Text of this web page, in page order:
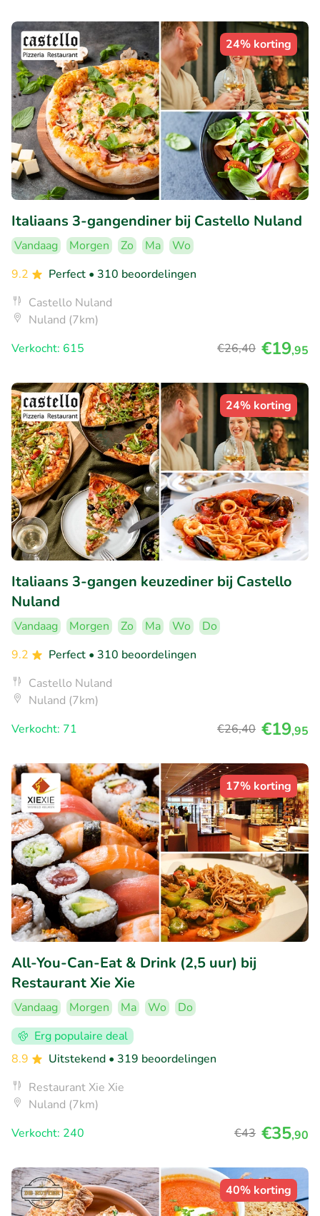
24% korting
Italiaans 3-gangendiner bij Castello Nuland
Vandaag Morgen Zo Ma
Wo
9.2
Perfect • 310 beoordelingen
Castello Nuland
Nuland (7km)
Verkocht: 615
€26,40 €19,95
24% korting
Italiaans 3-gangen keuzediner bij Castello
Nuland
Vandaag Morgen Zo Ma Wo
Do
9.2
Perfect • 310 beoordelingen
Castello Nuland
Nuland (7km)
Verkocht: 71
€26,40 €19,95
17% korting
All-You-Can-Eat & Drink (2,5 uur) bij
Restaurant Xie Xie
Vandaag Morgen Ma Wo
Do
Erg populaire deal
8.9
Uitstekend • 319 beoordelingen
Restaurant Xie Xie
Nuland (7km)
Verkocht: 240
€43 €35,90
40% korting